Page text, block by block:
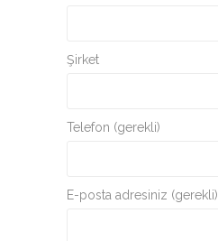
Şirket
Telefon (gerekli)
E-posta adresiniz (gerekli)